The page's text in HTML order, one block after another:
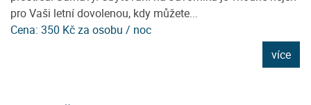
pro Vaši letní dovolenou, kdy můžete...
Cena: 350 Kč za osobu / noc
více